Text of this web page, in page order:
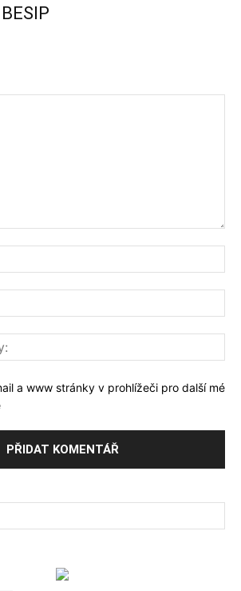
a www stránky v prohlížeči pro další mé